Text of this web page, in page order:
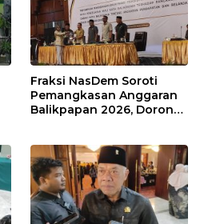
Fraksi NasDem Soroti
Pemangkasan Anggaran
Balikpapan 2026, Dorong